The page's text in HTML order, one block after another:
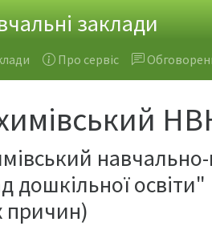
заклади
Про сервіс
навчально-
дошкільної
причин)